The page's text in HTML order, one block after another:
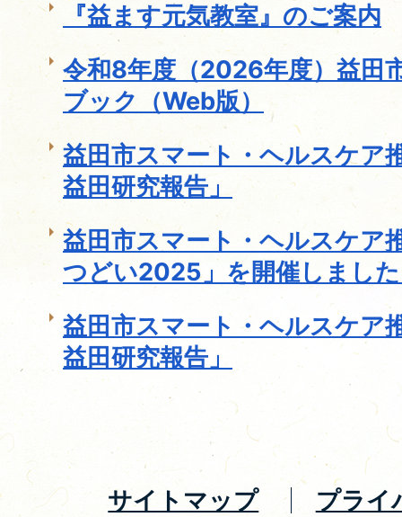
『益ます元気教室』のご案内
令和8年度（2026年度）益田
ブック（Web版）
益田市スマート・ヘルスケア
益田研究報告」
益田市スマート・ヘルスケア
つどい2025」を開催しまし
益田市スマート・ヘルスケア
益田研究報告」
サイトマップ
プライ